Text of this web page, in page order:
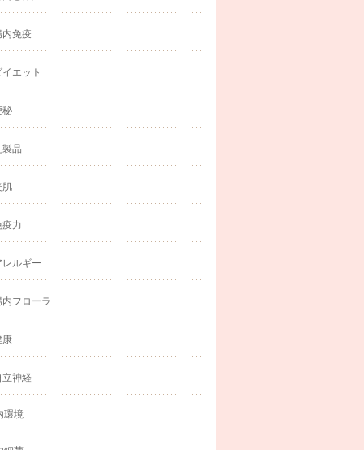
内免疫
エット
秘
製品
肌
疫力
レルギー
内フローラ
康
立神経
環境